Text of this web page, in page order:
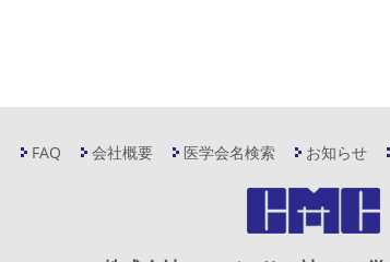
FAQ 会社概要 医学会名検索 お知らせ